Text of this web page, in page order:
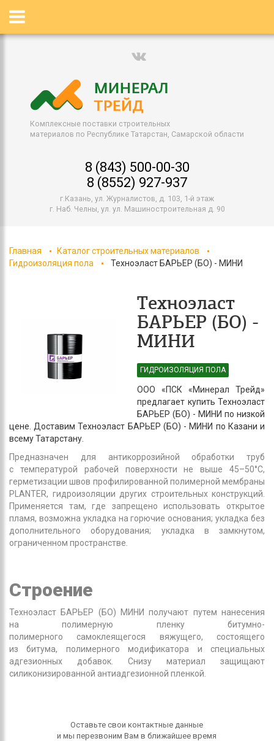
Комплексные поставки строительных
материалов по Республике Татарстан, Самарской области
8 (843) 500-00-30
8 (8552) 927-937
г.Казань, ул. Журналистов, д. 103, 1-й этаж
г. Наб. Челны, ул. ул. Машиностроительная д. 90
Главная
Каталог строительных материалов
Гидроизоляция пола
Техноэласт БАРЬЕР (БО) - МИНИ
Техноэласт
БАРЬЕР (БО) -
МИНИ
ГИДРОИЗОЛЯЦИЯ ПОЛА
ООО «ПСК «Минерал Трейд»
предлагает купить Техноэласт
БАРЬЕР (БО) - МИНИ по низкой
цене. Доставим Техноэласт БАРЬЕР (БО) - МИНИ по Казани и
всему Татарстану.
Предназначен для антикоррозийной обработки труб
с температурой рабочей поверхности не выше 45–50°С,
герметизации швов профилированной полимерной мембраны
PLANTER, гидроизоляции других строительных конструкций.
Применяется там, где запрещено использовать открытое
пламя, возможна укладка на горючие основания; укладка без
дополнительного оборудования; укладка в замкнутом,
ограниченном пространстве.
Строение
Техноэласт БАРЬЕР (БО) МИНИ получают путем нанесения
на полимерную пленку битумно-
полимерного самоклеящегося вяжущего, состоящего
из битума, полимерного модификатора и специальных
адгезионных добавок. Снизу материал защищают
силиконизированной антиадгезионной пленкой.
Оставьте свои контактные данные
и мы перезвоним Вам в ближайшее время